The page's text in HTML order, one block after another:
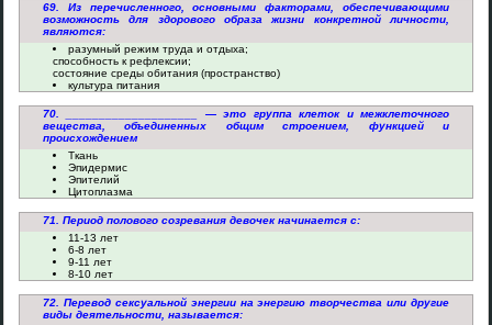
69. Из перечисленного, основными факторами, обеспечивающими
возможность для здорового образа жизни конкретной личности,
являются:
разумный режим труда и отдыха;
способность к рефлексии;
состояние среды обитания (пространство)
культура питания
70. ____________________ — это группа клеток и межклеточного
вещества, объединенных общим строением, функцией и
происхождением
Ткань
Эпидермис
Эпителий
Цитоплазма
71. Период полового созревания девочек начинается с:
11-13 лет
6-8 лет
9-11 лет
8-10 лет
72. Перевод сексуальной энергии на энергию творчества или другие
виды деятельности, называется: